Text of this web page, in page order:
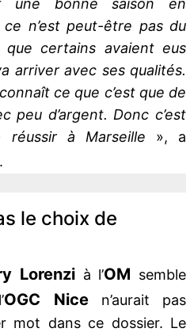
une bonne saison en
n’est peut-être pas du
certains avaient eus
arriver avec ses qualités.
ce que c’est que de
peu d’argent. Donc c’est
réussir à Marseille », a
.
le choix de
Lorenzià l’OM semble
OGC Nice
n’aurait pas
mot dans ce dossier. Le